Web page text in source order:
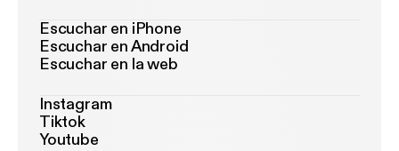
Escuchar en iPhone
Escuchar en Android
Escuchar en la web
Instagram
Tiktok
Youtube